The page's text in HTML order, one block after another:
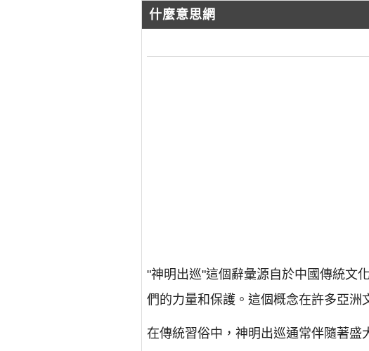
什麼意思網
"神明出巡"這個辭彙源自於中國傳統文
們的力量和保護。這個概念在許多亞洲
在傳統習俗中，神明出巡通常伴隨著